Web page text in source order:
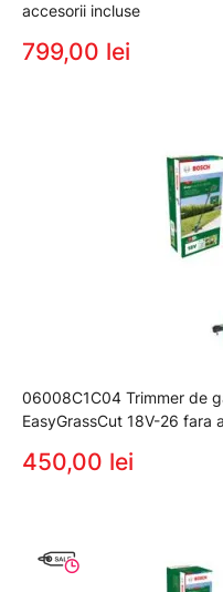
accesorii incluse
799,00 lei
06008C1C04 Trimmer de
EasyGrassCut 18V-26 fara
450,00 lei